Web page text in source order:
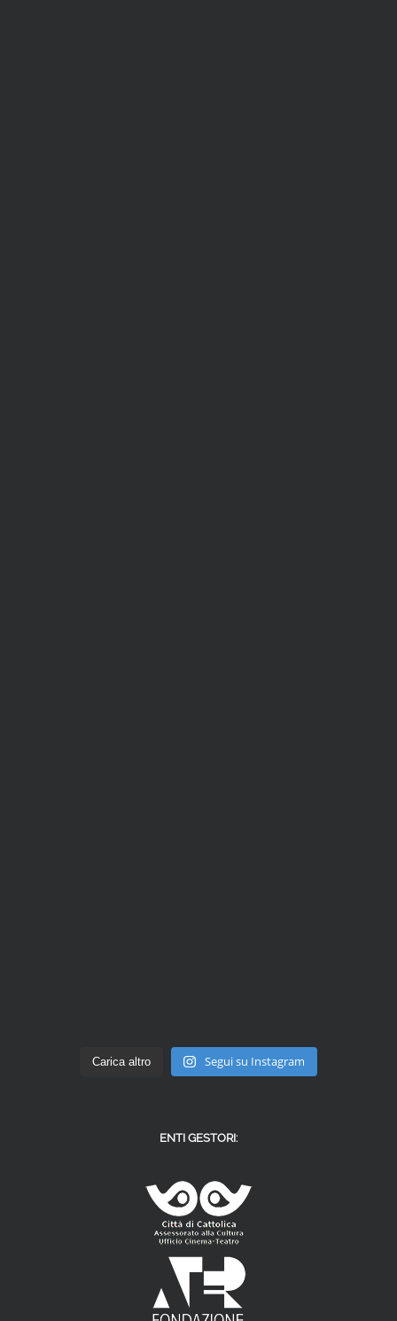
Carica altro Segui su Instagram
ENTI GESTORI: